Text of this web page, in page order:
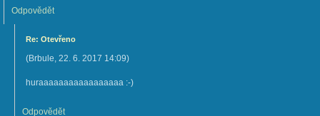
Odpovědět
Re: Otevřeno
(Brbule, 22. 6. 2017 14:09)
huraaaaaaaaaaaaaaaaa :-)
Odpovědět